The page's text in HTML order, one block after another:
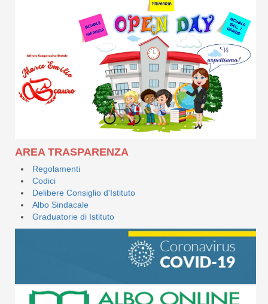
AREA TRASPARENZA
Regolamenti
Codici
Delibere Consiglio d'Istituto
Albo Sindacale
Graduatorie di Istituto